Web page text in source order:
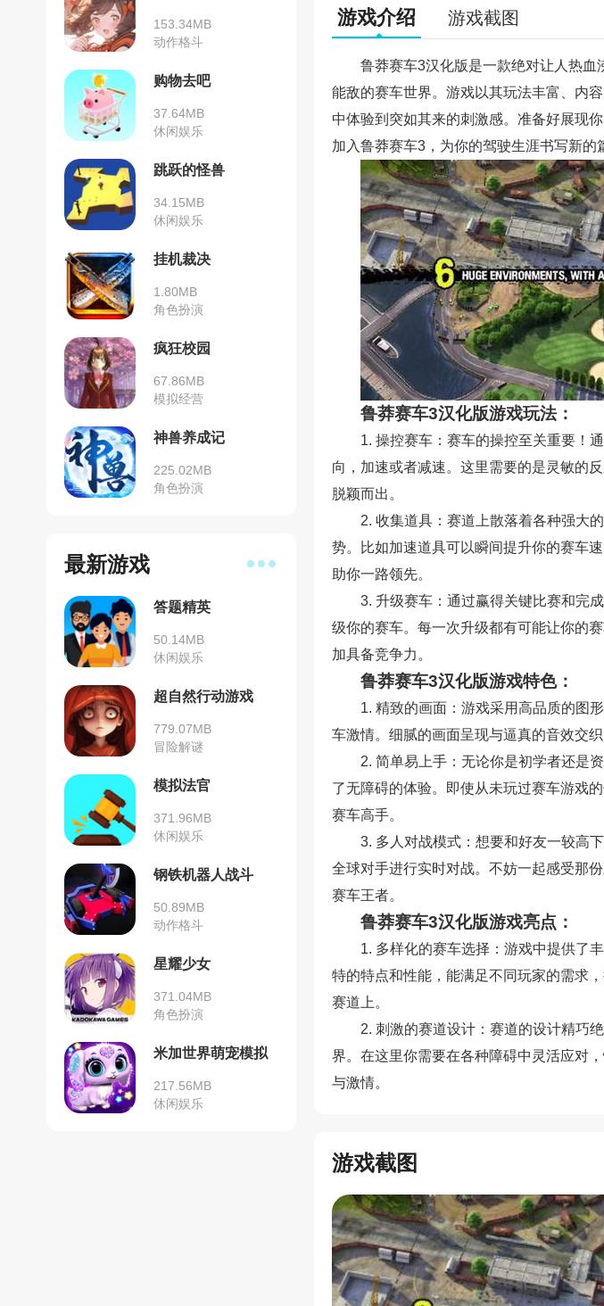
153.34MB
动作格斗
购物去吧
37.64MB
休闲娱乐
跳跃的怪兽
34.15MB
休闲娱乐
挂机裁决
1.80MB
角色扮演
疯狂校园
67.86MB
模拟经营
神兽养成记
225.02MB
角色扮演
最新游戏
答题精英
50.14MB
休闲娱乐
超自然行动游戏
779.07MB
冒险解谜
模拟法官
371.96MB
休闲娱乐
钢铁机器人战斗
50.89MB
动作格斗
星耀少女
371.04MB
角色扮演
米加世界萌宠模拟
217.56MB
休闲娱乐
游戏介绍 游戏截图
鲁莽赛车3汉化版是一款绝对让人热血
能敌的赛车世界。游戏以其玩法丰富、内
中体验到突如其来的刺激感。准备好展现
加入鲁莽赛车3，为你的驾驶生涯书写新的
鲁莽赛车3汉化版游戏玩法：
1. 操控赛车：赛车的操控至关重要！
向，加速或者减速。这里需要的是灵敏的
脱颖而出。
2. 收集道具：赛道上散落着各种强大
势。比如加速道具可以瞬间提升你的赛车
助你一路领先。
3. 升级赛车：通过赢得关键比赛和完
级你的赛车。每一次升级都有可能让你的
加具备竞争力。
鲁莽赛车3汉化版游戏特色：
1. 精致的画面：游戏采用高品质的图
车激情。细腻的画面呈现与逼真的音效交
2. 简单易上手：无论你是初学者还是
了无障碍的体验。即使从未玩过赛车游戏
赛车高手。
3. 多人对战模式：想要和好友一较高
全球对手进行实时对战。不妨一起感受那
赛车王者。
鲁莽赛车3汉化版游戏亮点：
1. 多样化的赛车选择：游戏中提供了
特的特点和性能，能满足不同玩家的需求
赛道上。
2. 刺激的赛道设计：赛道的设计精巧
界。在这里你需要在各种障碍中灵活应对
与激情。
游戏截图